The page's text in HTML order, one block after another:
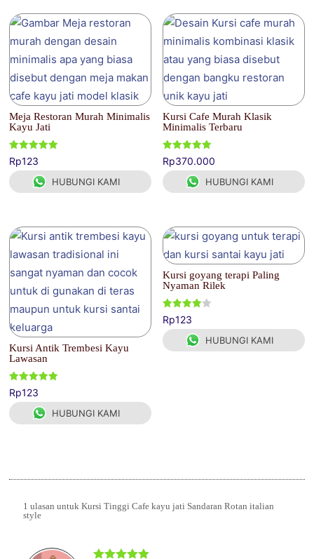
Meja Restoran Murah Minimalis
Kayu Jati
Dinilai
5.00
dari 5
Rp123
HUBUNGI KAMI
Kursi Cafe Murah Klasik
Minimalis Terbaru
Dinilai
5.00
dari 5
Rp370.000
HUBUNGI KAMI
Kursi Antik Trembesi Kayu
Lawasan
Dinilai
5.00
dari 5
Rp123
HUBUNGI KAMI
Kursi goyang terapi Paling
Nyaman Rilek
Dinilai
4.00
dari 5
Rp123
HUBUNGI KAMI
1 ulasan untukKursi Tinggi Cafe kayu jati Sandaran Rotan italian
style